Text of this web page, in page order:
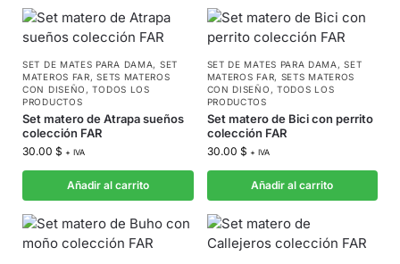
SET DE MATES PARA DAMA, SET
MATEROS FAR,SETS MATEROS
CON DISEÑO ,TODOS LOS
PRODUCTOS
Set matero de Atrapa sueños
colección FAR
30.00 $ + IVA
Añadir al carrito
SET DE MATES PARA DAMA ,SET
MATEROS FAR, SETS MATEROS
CON DISEÑO , TODOS LOS
PRODUCTOS
Set matero de Bici con perrito
colección FAR
30.00 $ + IVA
Añadir al carrito